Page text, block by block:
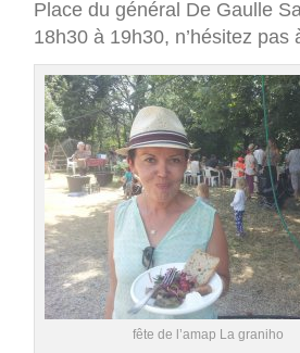
Place du général De Gaulle
18h30 à 19h30, n’hésitez pas
fête de l’amap La graniho